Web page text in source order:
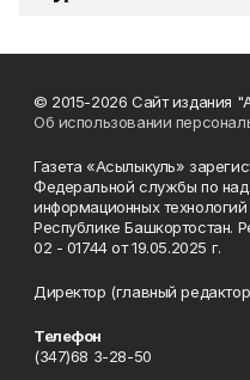
© 2015-2026 Сайт издания
Об использовании
Газета «Асылыкуль»
Федеральной службы по
информационных
Республике Башкортостан.
02 - 01744 от 19.05.2025 г.
Директор (главный
Телефон
(347)68 3-28-50